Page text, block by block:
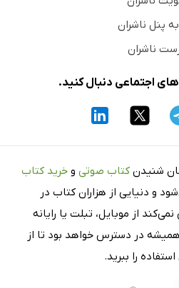
پنل ناشران
ناشران
اجتماعی دنبال کنید.
شنیدن کتاب صوتی و خرید کتاب
و دنیایی از هزاران کتاب در
از موبایل، تبلت یا رایانه
همیشه در دسترس خواهد بود تا از
را ببرید.